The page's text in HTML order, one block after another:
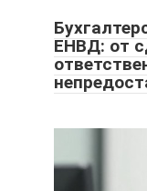
ЕНВД: от